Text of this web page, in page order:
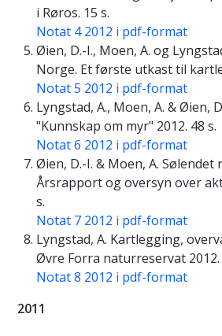
i Røros. 15 s.
Notat 4 2012 i pdf-format
Øien, D.-I., Moen, A. og
Norge. Et første utkast til
Notat 5 2012 i pdf-format
Lyngstad, A., Moen, A. & Øien,
"Kunnskap om myr" 2012. 48 s.
Notat 6 2012 i pdf-format
Øien, D.-I. & Moen, A. Sølendet
Årsrapport og oversyn over
s.
Notat 7 2012 i pdf-format
Lyngstad, A. Kartlegging,
Øvre Forra naturreservat 2012.
Notat 8 2012 i pdf-format
2011